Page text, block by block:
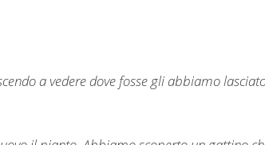
a vedere dove fosse gli abbiamo